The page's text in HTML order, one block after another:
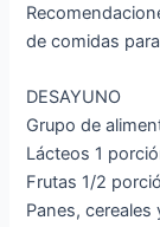
de comidas
DESAYUNO
Grupo de
Lácteos 1
Frutas 1/2
Panes,